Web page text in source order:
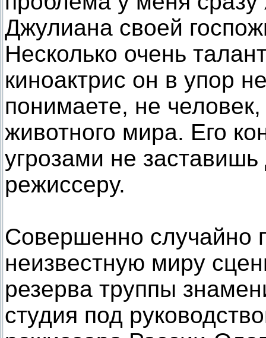
Джулиана своей
Несколько очень
киноактрис он в упор
понимаете, не
животного мира. Его
угрозами не заставишь
режиссеру.
Совершенно случайно
неизвестную миру
резерва труппы
студия под